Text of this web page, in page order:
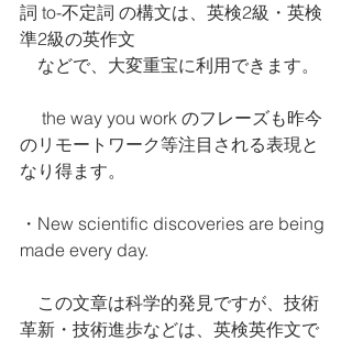
詞 to-不定詞 の構文は、英検2級・英検
準2級の英作文
などで、大変重宝に利用できます。
のリモートワーク等注目される表現と
なり得ます。
・New scientific discoveries are being
made every day.
革新・技術進歩などは、英検英作文で